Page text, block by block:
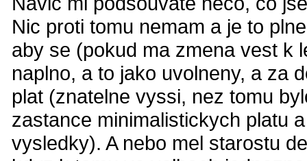
Nic proti tomu nemam a je to
aby se (pokud ma zmena vest k
naplno, a to jako uvolneny, a za
plat (znatelne vyssi, nez tomu
zastance minimalistickych platu
vysledky). A nebo mel starostu